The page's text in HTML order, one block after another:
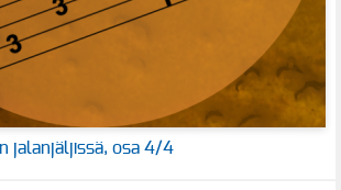
jalanjäljissä, osa 4/4